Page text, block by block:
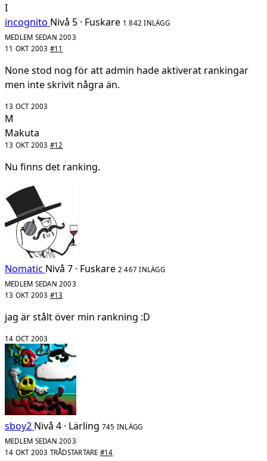
I
incognito Nivå 5 · Fuskare 1 842 INLÄGG
MEDLEM SEDAN 2003
11 OKT 2003 #11
None stod nog för att admin hade aktiverat rankingar
men inte skrivit några än.
13 OCT 2003
M
Makuta
13 OKT 2003 #12
Nu finns det ranking.
Nomatic Nivå 7 · Fuskare 2 467 INLÄGG
MEDLEM SEDAN 2003
13 OKT 2003 #13
jag är stålt över min rankning :D
14 OCT 2003
sboy2 Nivå 4 · Lärling 745 INLÄGG
MEDLEM SEDAN 2003
14 OKT 2003 TRÅDSTARTARE #14